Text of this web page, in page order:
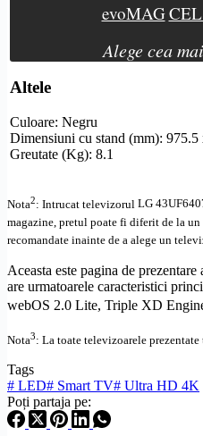
evoMAG
Alege cea
Altele
Culoare: Negru
Dimensiuni cu stand (mm):
Greutate (Kg): 8.1
Nota2: Intrucat televizorul LG
magazine, pretul poate fi diferit de la
recomandate inainte de a alege un
Aceasta este pagina de
are urmatoarele caracteristici
webOS 2.0 Lite, Triple XD
Nota3: La toate televizoarele
Tags
# LED# Smart TV# Ultra HD 4K
Poți partaja pe: